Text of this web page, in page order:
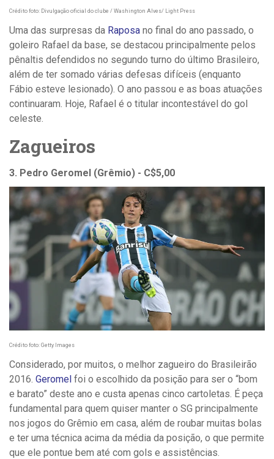
Crédito foto: Divulgação oficial do clube / Washington Alves/ Light Press
Uma das surpresas da Raposa no final do ano passado, o
goleiro Rafael da base, se destacou principalmente pelos
pênaltis defendidos no segundo turno do último Brasileiro,
além de ter somado várias defesas difíceis (enquanto
Fábio esteve lesionado). O ano passou e as boas atuações
continuaram. Hoje, Rafael é o titular incontestável do gol
celeste.
Zagueiros
3. Pedro Geromel (Grêmio) - C$5,00
Crédito foto: Getty Images
Considerado, por muitos, o melhor zagueiro do Brasileirão
2016. Geromel foi o escolhido da posição para ser o “bom
e barato” deste ano e custa apenas cinco cartoletas. É peça
fundamental para quem quiser manter o SG principalmente
nos jogos do Grêmio em casa, além de roubar muitas bolas
e ter uma técnica acima da média da posição, o que permite
que ele pontue bem até com gols e assistências.